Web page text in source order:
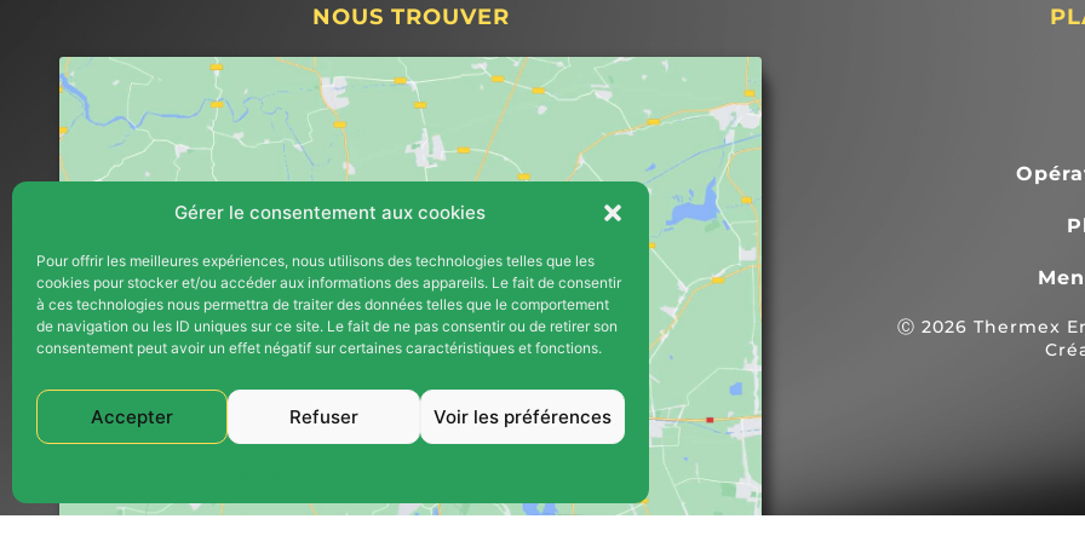
Gérer le consentement aux cookies
Pour offrir les meilleures expériences, nous utilisons des technologies telles que les
cookies pour stocker et/ou accéder aux informations des appareils. Le fait de consentir
à ces technologies nous permettra de traiter des données telles que le comportement
de navigation ou les ID uniques sur ce site. Le fait de ne pas consentir ou de retirer son
consentement peut avoir un effet négatif sur certaines caractéristiques et fonctions.
Accepter Refuser Voir les préférences
NOUS TROUVER
Cliquez pour accepter les cookies
marketing et activer ce contenu
Ⓒ 2026 Thermex